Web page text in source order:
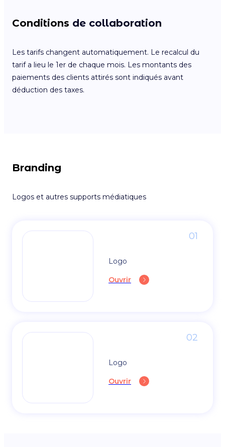
Conditions de collaboration
Les tarifs changent automatiquement. Le recalcul du
tarif a lieu le 1er de chaque mois. Les montants des
paiements des clients attirés sont indiqués avant
déduction des taxes.
Branding
Logos et autres supports médiatiques
01
Logo
Ouvrir
02
Logo
Ouvrir